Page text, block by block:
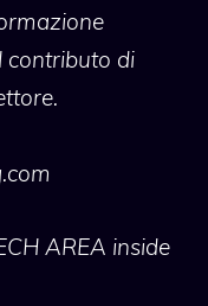
contributo di
AREA inside